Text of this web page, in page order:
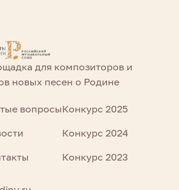
для композиторов и
новых песен о Родине
вопросыКонкурс 2025
Конкурс 2024
Конкурс 2023